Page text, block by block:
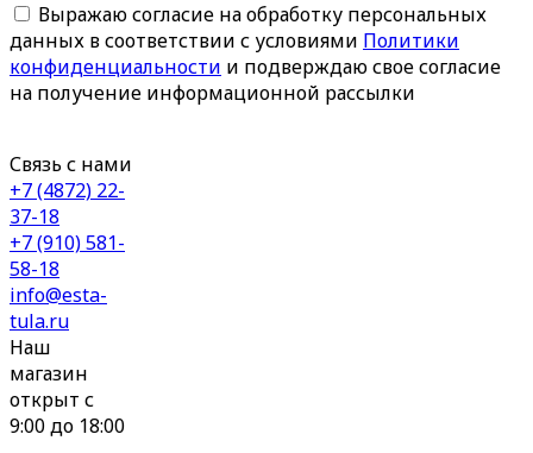
Выражаю согласие на обработку персональных
данных в соответствии с условиями Политики
конфиденциальности и подверждаю свое согласие
на получение информационной рассылки
Связь с нами
+7 (4872) 22-
37-18
+7 (910) 581-
58-18
info@esta-
tula.ru
Наш
магазин
открыт с
9:00 до 18:00